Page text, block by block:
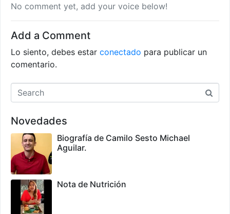
No comment yet, add your voice below!
Add a Comment
Lo siento, debes estar conectado para publicar un
comentario.
Novedades
Biografía de Camilo Sesto Michael
Aguilar.
Nota de Nutrición